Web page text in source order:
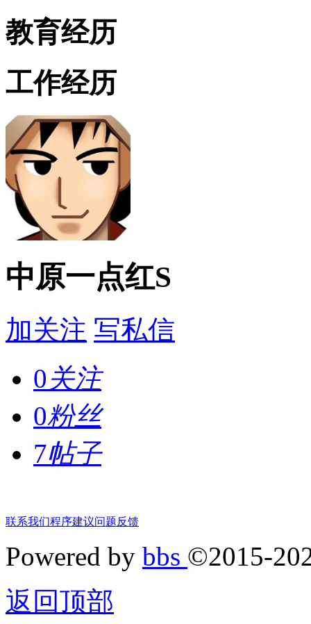
教育经历
工作经历
中原一点红S
加关注 写私信
0关注
0粉丝
7帖子
联系我们程序建议问题反馈
Powered by bbs ©2015-
返回顶部